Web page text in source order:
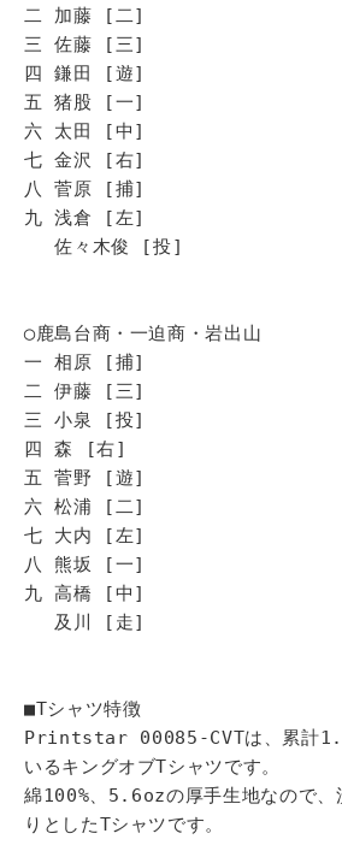
二 加藤 [二]
三 佐藤 [三]
四 鎌田 [遊]
五 猪股 [一]
六 太田 [中]
七 金沢 [右]
八 菅原 [捕]
九 浅倉 [左]
佐々木俊 [投]
◯鹿島台商・一迫商・岩出山
一 相原 [捕]
二 伊藤 [三]
三 小泉 [投]
四 森 [右]
五 菅野 [遊]
六 松浦 [二]
七 大内 [左]
八 熊坂 [一]
九 高橋 [中]
及川 [走]
■Tシャツ特徴
Printstar 00085-CVTは、累計1.4
いるキングオブTシャツです。
綿100%、5.6ozの厚手生地なので、
りとしたTシャツです。